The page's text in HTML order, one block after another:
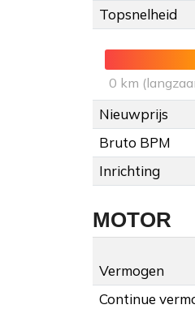
Topsnelheid
0 km
Nieuwprijs
Bruto BPM
Inrichting
MOTOR
Vermogen
Continue